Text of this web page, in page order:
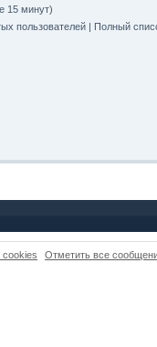
15 минут)
пользователей | Полный
cookies Отметить все